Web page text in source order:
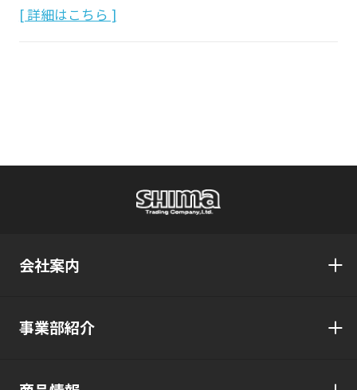
[ 詳細はこちら ]
会社案内
事業部紹介